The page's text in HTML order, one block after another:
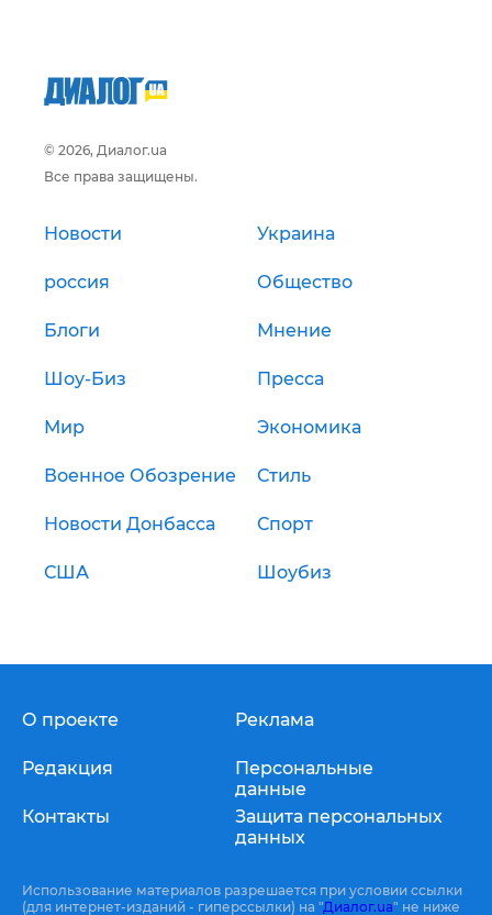
© 2026, Диалог.ua
Все права защищены.
Новости Украина
россия Общество
Блоги Мнение
Шоу-Биз Пресса
Мир Экономика
Военное Обозрение Стиль
Новости Донбасса Спорт
США Шоубиз
О проекте
Редакция
Контакты
Реклама
Персональные
данные
Защита персональных
данных
Использование материалов разрешается при условии ссылки
(для интернет-изданий - гиперссылки) на "Диалог.ua" не ниже